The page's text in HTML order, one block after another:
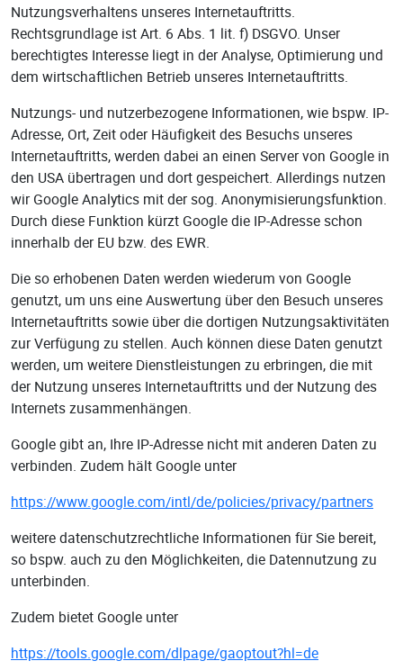
Nutzungsverhaltens unseres Internetauftritts.
Rechtsgrundlage ist Art. 6 Abs. 1 lit. f) DSGVO. Unser
berechtigtes Interesse liegt in der Analyse, Optimierung und
dem wirtschaftlichen Betrieb unseres Internetauftritts.
Nutzungs- und nutzerbezogene Informationen, wie bspw. IP-
Adresse, Ort, Zeit oder Häufigkeit des Besuchs unseres
Internetauftritts, werden dabei an einen Server von Google in
den USA übertragen und dort gespeichert. Allerdings nutzen
wir Google Analytics mit der sog. Anonymisierungsfunktion.
Durch diese Funktion kürzt Google die IP-Adresse schon
innerhalb der EU bzw. des EWR.
Die so erhobenen Daten werden wiederum von Google
genutzt, um uns eine Auswertung über den Besuch unseres
Internetauftritts sowie über die dortigen Nutzungsaktivitäten
zur Verfügung zu stellen. Auch können diese Daten genutzt
werden, um weitere Dienstleistungen zu erbringen, die mit
der Nutzung unseres Internetauftritts und der Nutzung des
Internets zusammenhängen.
Google gibt an, Ihre IP-Adresse nicht mit anderen Daten zu
verbinden. Zudem hält Google unter
https://www.google.com/intl/de/policies/privacy/partners
weitere datenschutzrechtliche Informationen für Sie bereit,
so bspw. auch zu den Möglichkeiten, die Datennutzung zu
unterbinden.
Zudem bietet Google unter
https://tools.google.com/dlpage/gaoptout?hl=de